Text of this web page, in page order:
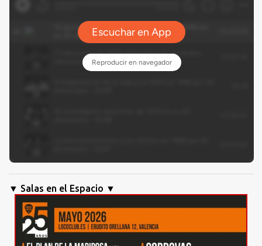
▼ Salas en el Espacio ▼